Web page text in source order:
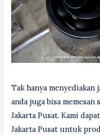
Tak hanya
anda juga bisa memesan
Jakarta Pusat. Kami
Jakarta Pusat untuk